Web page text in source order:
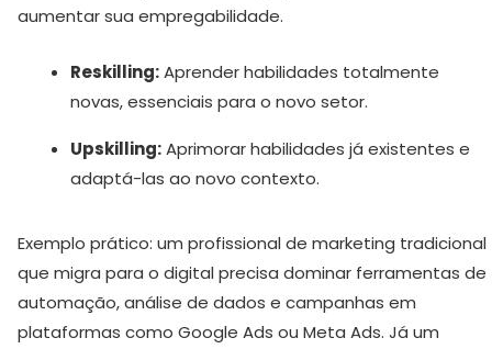
aumentar sua empregabilidade.
Reskilling:Aprender habilidades totalmente
novas, essenciais para o novo setor.
Upskilling:Aprimorar habilidades já existentes e
adaptá-las ao novo contexto.
Exemplo prático: um profissional de marketing tradicional
que migra para o digital precisa dominar ferramentas de
automação, análise de dados e campanhas em
plataformas como Google Ads ou Meta Ads. Já um